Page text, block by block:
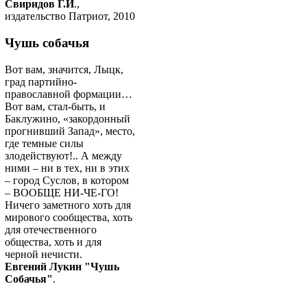
Свиридов Г.И.,
издательство Патриот, 2010
Чушь собачья
Вот вам, значится, Лыцк,
град партийно-
православной формации…
Вот вам, стал-быть, и
Баклужино, «закордонный
прогнивший Запад», место,
где темные силы
злодействуют!.. А между
ними – ни в тех, ни в этих
– город Суслов, в котором
– ВООБЩЕ НИ-ЧЕ-ГО!
Ничего заметного хоть для
мирового сообщества, хоть
для отечественного
общества, хоть и для
черной нечисти.
Евгений Лукин "Чушь
Собачья".